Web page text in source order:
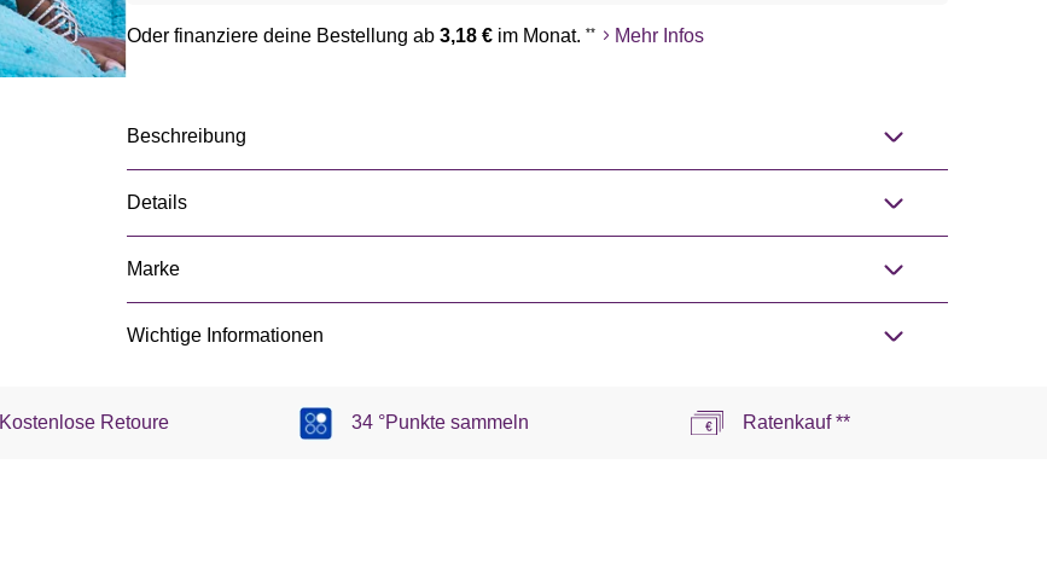
Oder finanziere deine Bestellung ab 3,18 € im Monat. ** Mehr Infos
Beschreibung
Details
Marke
Wichtige Informationen
Kostenlose Retoure 34 °Punkte sammeln Ratenkauf **